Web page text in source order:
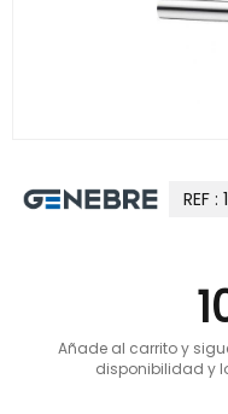
REF
Añade al carrito y
disponibilidad y